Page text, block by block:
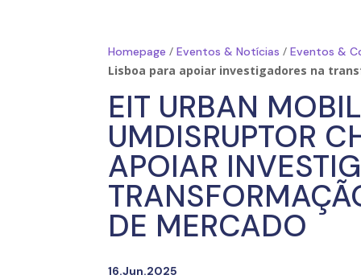
Homepage /Eventos & Notícias /Eventos &
Lisboa para apoiar investigadores na
EIT URBAN
UMDISRUPTOR
APOIAR
DE MERCADO
16.Jun.2025